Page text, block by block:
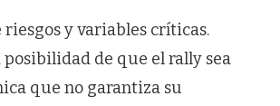
y variables críticas.
de que el rally sea
que no garantiza su